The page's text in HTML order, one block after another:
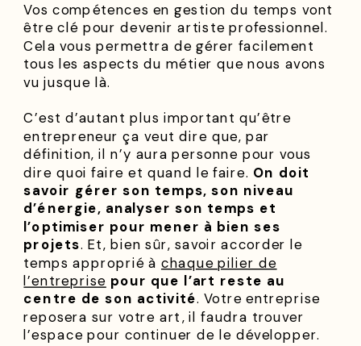
Vos compétences en gestion du temps vont
être clé pour devenir artiste professionnel.
Cela vous permettra de gérer facilement
tous les aspects du métier que nous avons
vu jusque là.
C’est d’autant plus important qu’être
entrepreneur ça veut dire que, par
définition, il n’y aura personne pour vous
dire quoi faire et quand le faire. On doit
savoir gérer son temps, son niveau
d’énergie, analyser son temps et
l’optimiser pour mener à bien ses
projets. Et, bien sûr, savoir accorder le
temps approprié à chaque pilier de
l’entreprise pour que l’art reste au
centre de son activité. Votre entreprise
reposera sur votre art, il faudra trouver
l’espace pour continuer de le développer.